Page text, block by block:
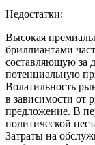
Недостатки:
Высокая
бриллиантами
составляющую за
потенциальную
Волатильность
в зависимости от
предложение. В
политической
Затраты на